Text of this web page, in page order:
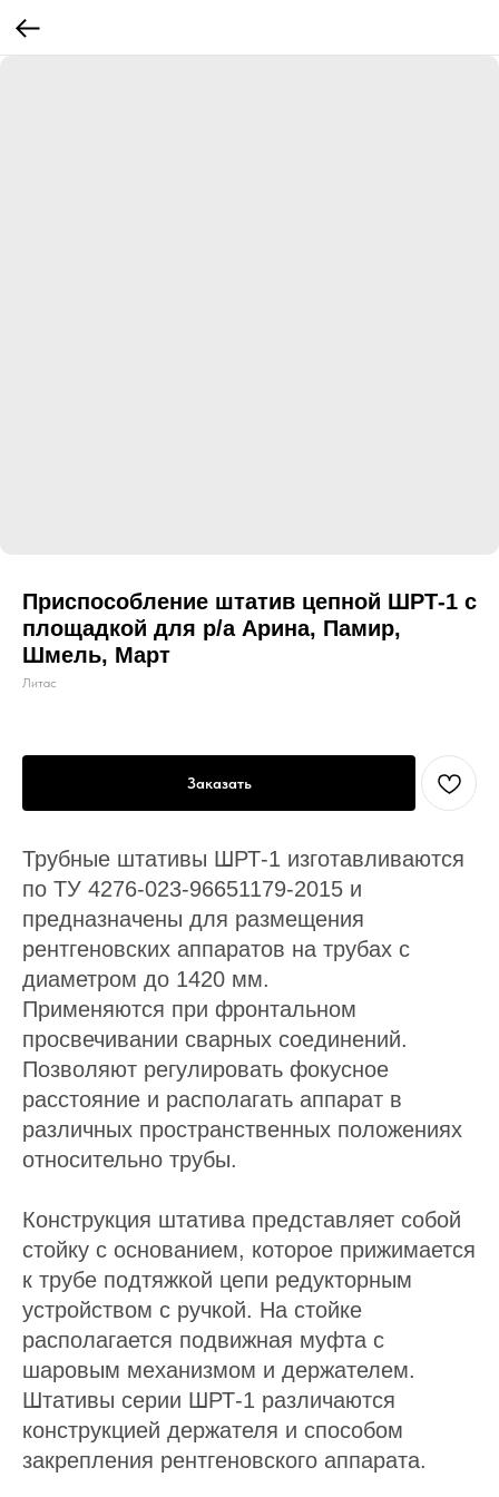
Приспособление штатив цепной ШРТ-1 с
площадкой для р/а Арина, Памир,
Шмель, Март
Литас
Заказать
Трубные штативы ШРТ-1 изготавливаются
по ТУ 4276-023-96651179-2015 и
предназначены для размещения
рентгеновских аппаратов на трубах с
диаметром до 1420 мм.
Применяются при фронтальном
просвечивании сварных соединений.
Позволяют регулировать фокусное
расстояние и располагать аппарат в
различных пространственных положениях
относительно трубы.
Конструкция штатива представляет собой
стойку с основанием, которое прижимается
к трубе подтяжкой цепи редукторным
устройством с ручкой. На стойке
располагается подвижная муфта с
шаровым механизмом и держателем.
Штативы серии ШРТ-1 различаются
конструкцией держателя и способом
закрепления рентгеновского аппарата.